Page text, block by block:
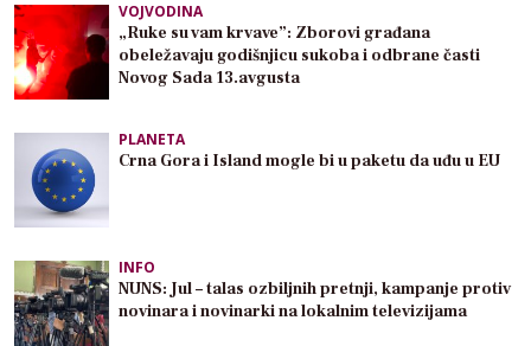
VOJVODINA
„Ruke su vam krvave”: Zborovi građana
obeležavaju godišnjicu sukoba i odbrane časti
Novog Sada 13.avgusta
PLANETA
Crna Gora i Island mogle bi u paketu da uđu u EU
INFO
NUNS: Jul – talas ozbiljnih pretnji, kampanje protiv
novinara i novinarki na lokalnim televizijama